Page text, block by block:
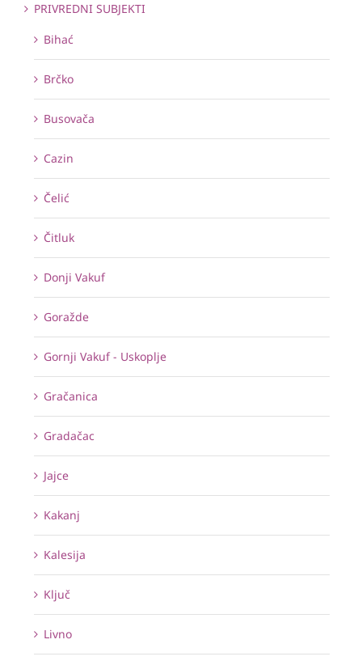
PRIVREDNI SUBJEKTI
Bihać
Brčko
Busovača
Cazin
Čelić
Čitluk
Donji Vakuf
Goražde
Gornji Vakuf - Uskoplje
Gračanica
Gradačac
Jajce
Kakanj
Kalesija
Ključ
Livno